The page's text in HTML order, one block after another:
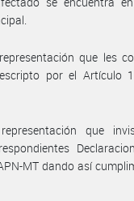
que les
por el Artículo
que
MT dando así